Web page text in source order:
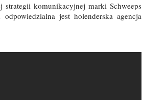
strategii komunikacyjnej marki Schweeps
odpowiedzialna jest holenderska agencja